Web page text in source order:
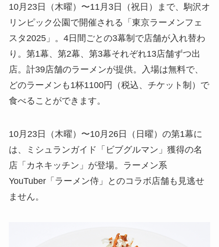
10月23日（木曜）〜11月3日（祝日）まで、駒沢オ
リンピック公園で開催される「東京ラーメンフェ
スタ2025」。4日間ごとの3幕制で店舗が入れ替わ
り。第1幕、第2幕、第3幕それぞれ13店舗ずつ出
店。計39店舗のラーメンが提供。入場は無料で、
どのラーメンも1杯1100円（税込、チケット制）で
食べることができます。
10月23日（木曜）〜10月26日（日曜）の第1幕に
は、ミシュランガイド「ビブグルマン」獲得の名
店「カネキッチン」が登場。ラーメン系
YouTuber「ラーメン侍」とのコラボ店舗も見逃せ
ません。